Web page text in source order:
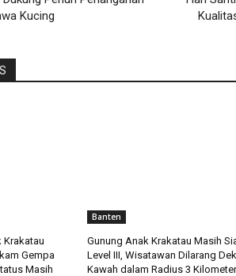
Kucing
Krakatau
Gempa
Masih
Banten
Gunung Anak Krakatau Masih
Level III, Wisatawan Dilarang
Kawah dalam Radius 3 Kilometer